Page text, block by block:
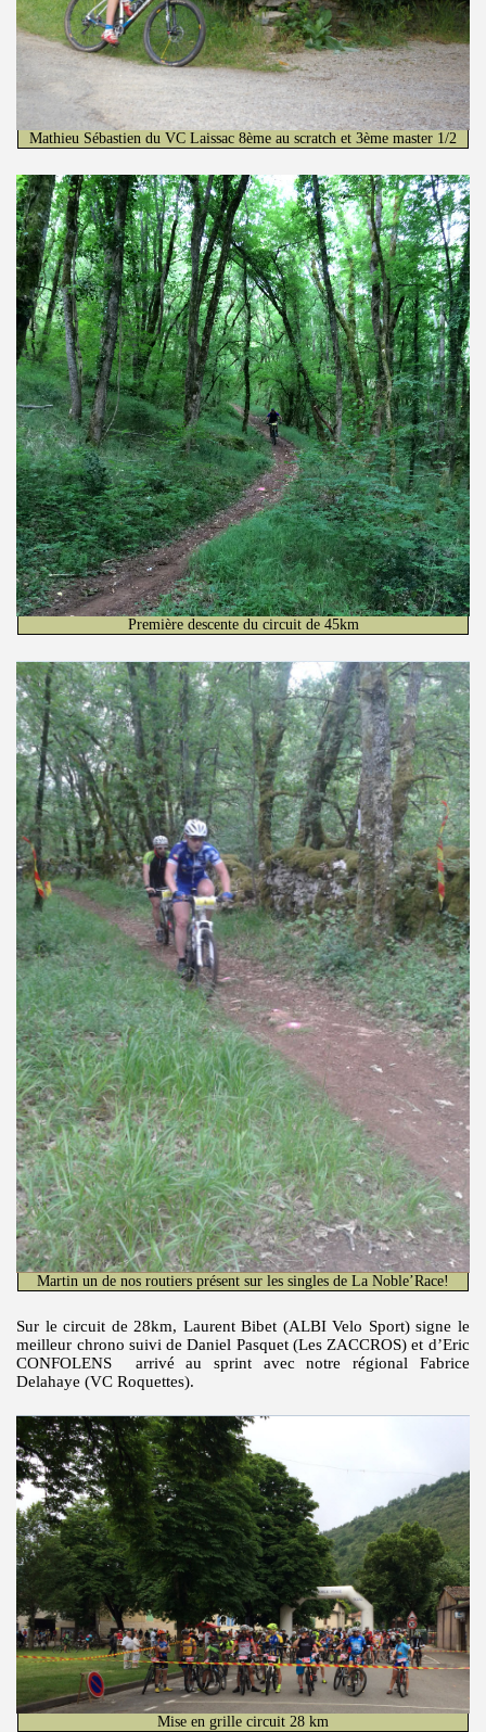
Mathieu Sébastien du VC Laissac 8ème au scratch et 3ème master 1/2
Première descente du circuit de 45km
Martin un de nos routiers présent sur les singles de La Noble’Race!
Sur le circuit de 28km, Laurent Bibet (ALBI Velo Sport) signe le
meilleur chrono suivi de Daniel Pasquet (Les ZACCROS) et d’Eric
CONFOLENS arrivé au sprint avec notre régional Fabrice
Delahaye (VC Roquettes).
Mise en grille circuit 28 km